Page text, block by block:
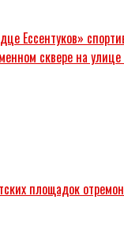
Ессентуков»
сквере на
площадок